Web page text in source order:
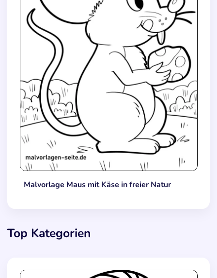
Malvorlage Maus mit Käse in freier Natur
Top Kategorien